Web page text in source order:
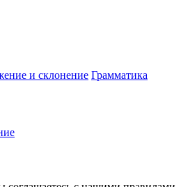
и склонение Грамматика